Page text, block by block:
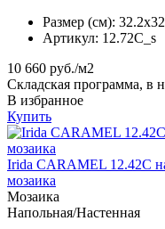
Размер (см):
Артикул: 12.72C_s
10 660 руб./м2
Складская программа, в
В избранное
Купить
Irida CARAMEL 12.42C
мозаика
Мозаика
Напольная/Настенная